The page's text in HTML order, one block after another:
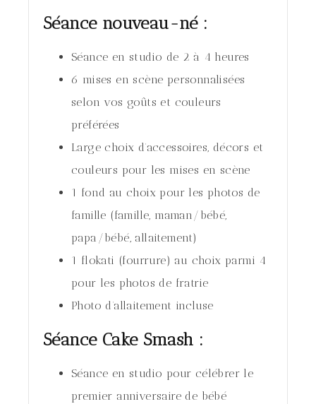
Séance nouveau-né :
Séance en studio de 2 à 4 heures
6 mises en scène personnalisées
selon vos goûts et couleurs
préférées
Large choix d’accessoires, décors et
couleurs pour les mises en scène
1 fond au choix pour les photos de
famille (famille, maman/bébé,
papa/bébé, allaitement)
1 flokati (fourrure) au choix parmi 4
pour les photos de fratrie
Photo d’allaitement incluse
Séance Cake Smash :
Séance en studio pour célébrer le
premier anniversaire de bébé